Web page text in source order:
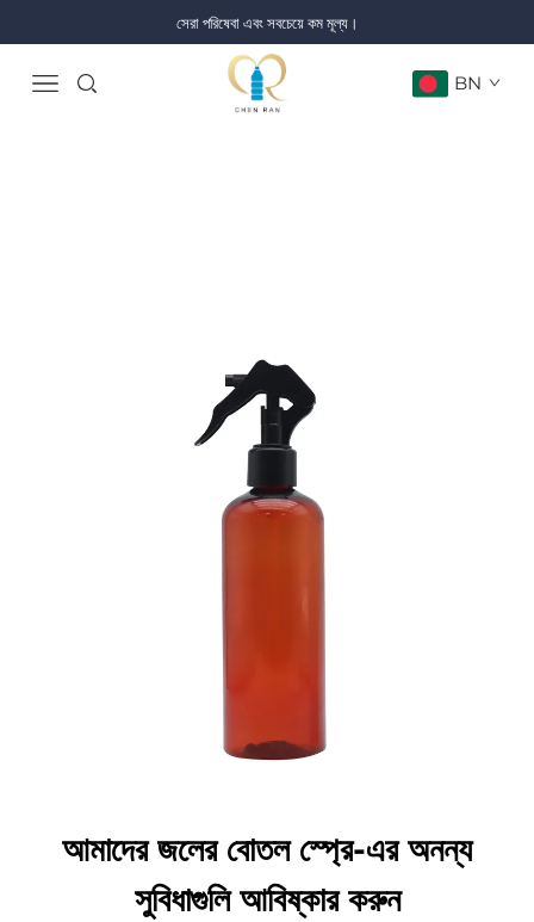
সেরা পরিষেবা এবং সবচেয়ে কম মূল্য।
BN
আমাদের জলের বোতল স্প্রে-এর অনন্য
সুবিধাগুলি আবিষ্কার করুন